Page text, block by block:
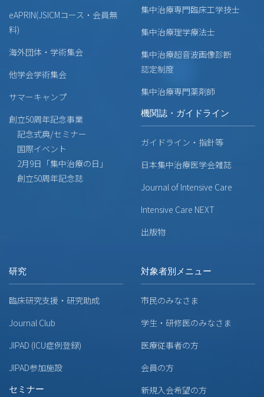
eAPRIN(JSICMコース・会員無
料)
海外団体・学術集会
他学会学術集会
サマーキャンプ
創立50周年記念事業
記念式典/セミナー
国際イベント
2月9日「集中治療の日」
創立50周年記念誌
集中治療専門臨床工学技士
集中治療理学療法士
集中治療超音波画像診断
認定制度
集中治療専門薬剤師
機関誌・ガイドライン
ガイドライン・指針等
日本集中治療医学会雑誌
Journal of Intensive Care
Intensive Care NEXT
出版物
研究
臨床研究支援・研究助成
Journal Club
JIPAD (ICU症例登録)
JIPAD参加施設
セミナー
対象者別メニュー
市民のみなさま
学生・研修医のみなさま
医療従事者の方
会員の方
新規入会希望の方